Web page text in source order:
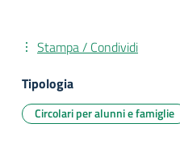
Stampa / Condividi
Tipologia
Circolari per alunni e famiglie